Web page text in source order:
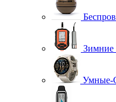
Зимние
Умные-